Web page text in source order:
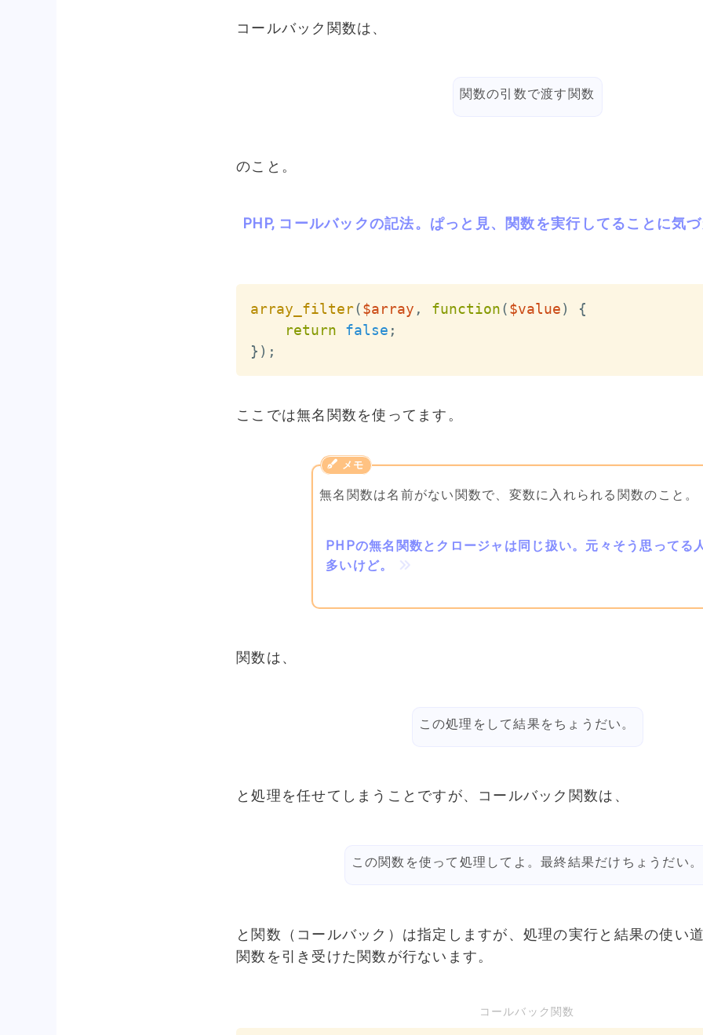
コールバック関数は、
関数の引数で渡す関数
のこと。
PHP, コールバックの記法。ぱっと見、関数を実行してることに気
array_filter($array , function($value)
{
return
false ;
} ) ;
ここでは無名関数を使ってます。
無名関数は名前がない関数で、変数に入れられる関数のこと。
PHPの無名関数とクロージャは同じ扱い。元々そう思ってる
多いけど。
関数は、
この処理をして結果をちょうだい。
と処理を任せてしまうことですが、コールバック関数は、
この関数を使って処理してよ。最終結果だけちょうだい。
と関数（コールバック）は指定しますが、処理の実行と結果の使い
関数を引き受けた関数が行ないます。
コールバック関数